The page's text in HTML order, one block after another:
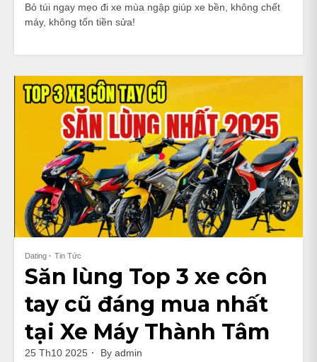
Bỏ túi ngay mẹo đi xe mùa ngập giúp xe bền, không chết
máy, không tốn tiền sửa!
Dating Tin Tức
Săn lùng Top 3 xe côn
tay cũ đáng mua nhất
tại Xe Máy Thành Tâm
25 Th10 2025 By admin